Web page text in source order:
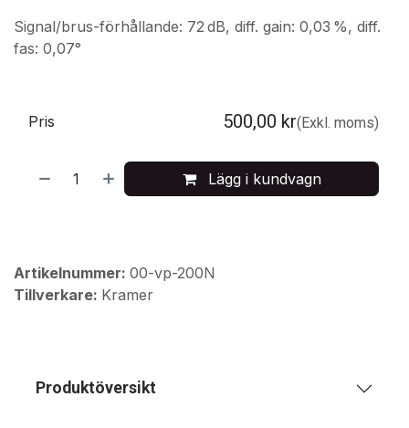
Signal/brus-förhållande: 72 dB, diff. gain: 0,03 %, diff.
fas: 0,07°
Lägg i kundvagn
Pris 500,00 kr(Exkl. moms)
Artikelnummer: 00-vp-200N
Tillverkare: Kramer
Produktöversikt